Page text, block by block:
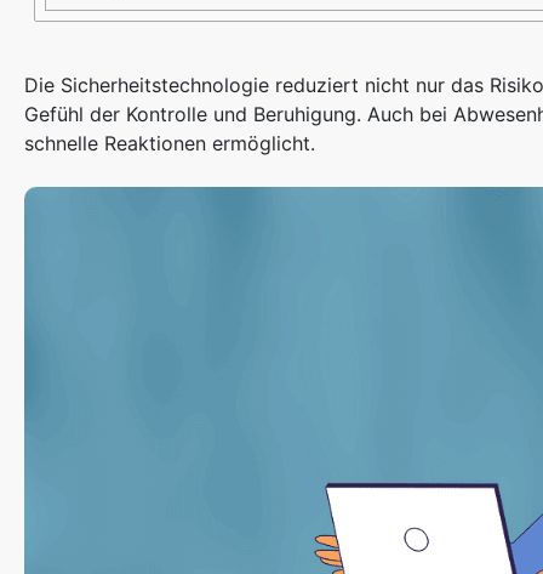
Die Sicherheitstechnologie reduziert nicht nur das
Gefühl der Kontrolle und Beruhigung. Auch bei
schnelle Reaktionen ermöglicht.